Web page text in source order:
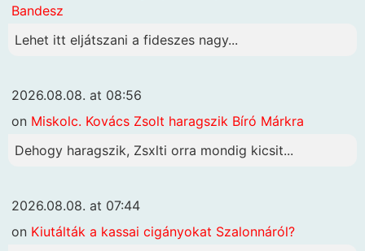
Bandesz
Lehet itt eljátszani a fideszes nagy...
2026.08.08. at 08:56
on Miskolc. Kovács Zsolt haragszik Bíró Márkra
Dehogy haragszik, Zsxlti orra mondig kicsit...
2026.08.08. at 07:44
on Kiutálták a kassai cigányokat Szalonnáról?